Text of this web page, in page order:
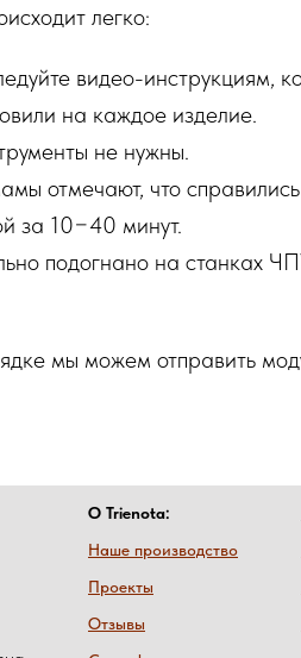
легко:
видео-инструкциям,
на каждое изделие.
не нужны.
отмечают, что справились
за 10−40 минут.
подогнано на станках
мы можем отправить
О Trienota:
Наше производство
Проекты
Отзывы